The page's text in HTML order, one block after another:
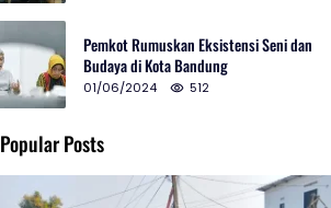
Pemkot Rumuskan Eksistensi Seni dan
Budaya di Kota Bandung
01/06/2024 512
Popular Posts